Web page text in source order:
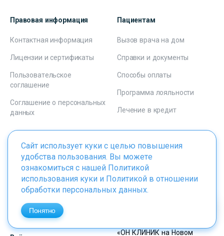
Правовая информация
Контактная информация
Лицензии и сертификаты
Пользовательское
соглашение
Соглашение о персональных
данных
Пациентам
Вызов врача на дом
Справки и документы
Способы оплаты
Программа лояльности
Лечение в кредит
Врачи
Услуги и направления
Акции
+7 495 223-22-22
Прием звонков с 8:00 до 23:00
«ОН КЛИНИК на Цветном
«ОН КЛИНИК на Новом
Сайт использует куки с целью повышения
удобства пользования. Вы можете
ознакомиться с нашей Политикой
использования куки и Политикой в отношении
обработки персональных данных.
Понятно